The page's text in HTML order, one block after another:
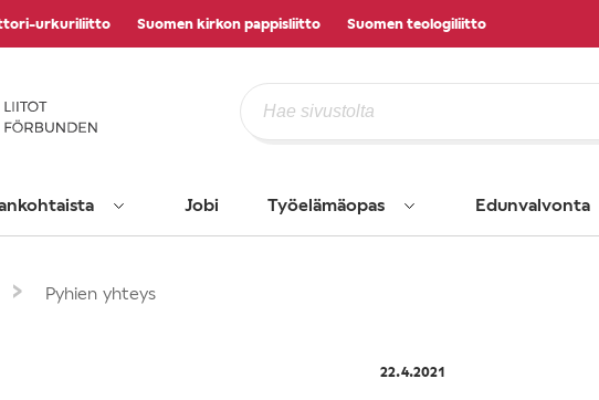
urkuriliitto Suomen kirkon pappisliitto Suomen teologiliitto
Jobi Työelämäopas Edunvalvonta
› Pyhien yhteys
22.4.2021